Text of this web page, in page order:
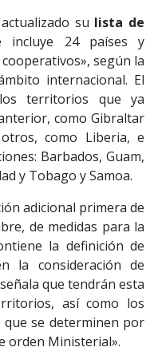
su lista de
24 países y
según la
internacional. El
territorios que ya
como Gibraltar
como Liberia, e
Barbados, Guam,
y Tobago y Samoa.
adicional primera de
de medidas para la
la definición de
la consideración de
que tendrán esta
así como los
que se determinen por
orden Ministerial».